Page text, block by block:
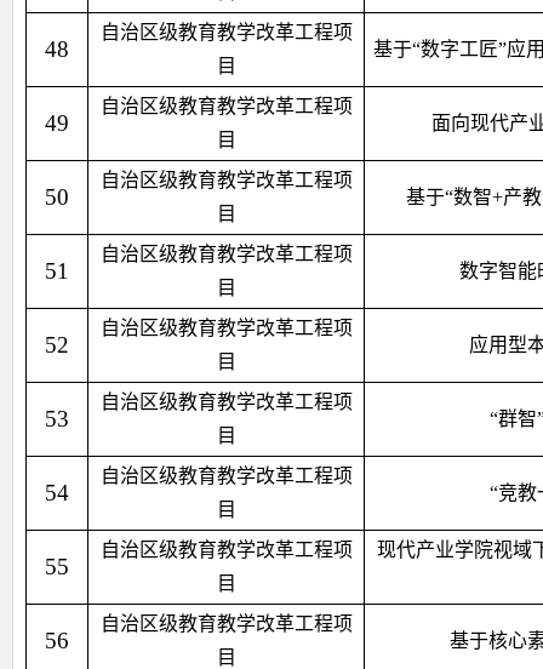
48
自治区级教育教学改革工程项
目
基于“数字工匠”应
49
自治区级教育教学改革工程项
目
面向现代产
50
自治区级教育教学改革工程项
目
基于“数智+产
51
自治区级教育教学改革工程项
目
数字智能
52
自治区级教育教学改革工程项
目
应用型
53
自治区级教育教学改革工程项
目
“群智
54
自治区级教育教学改革工程项
目
“竞教
55
自治区级教育教学改革工程项
目
现代产业学院视域
56
自治区级教育教学改革工程项
目
基于核心